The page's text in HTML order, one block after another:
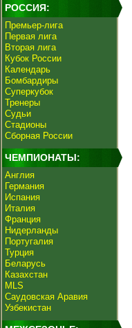
РОССИЯ:
Премьер-лига
Первая лига
Вторая лига
Кубок России
Календарь
Бомбардиры
Суперкубок
Тренеры
Судьи
Стадионы
Сборная России
ЧЕМПИОНАТЫ:
Англия
Германия
Испания
Италия
Франция
Нидерланды
Португалия
Турция
Беларусь
Казахстан
MLS
Саудовская Аравия
Узбекистан